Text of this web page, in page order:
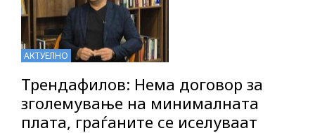
АКТУЕЛНО
Трендафилов: Нема договор за
зголемување на минималната
плата, граѓаните се иселуваат